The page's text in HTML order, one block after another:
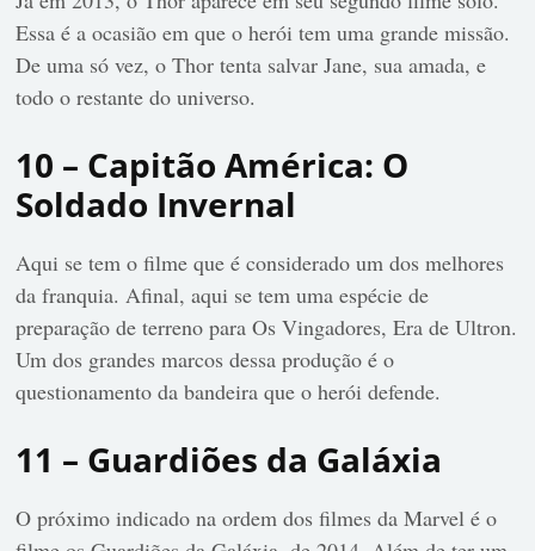
Essa é a ocasião em que o herói tem uma grande missão.
De uma só vez, o Thor tenta salvar Jane, sua amada, e
todo o restante do universo.
10 – Capitão América: O
Soldado Invernal
Aqui se tem o filme que é considerado um dos melhores
da franquia. Afinal, aqui se tem uma espécie de
preparação de terreno para Os Vingadores, Era de Ultron.
Um dos grandes marcos dessa produção é o
questionamento da bandeira que o herói defende.
11 – Guardiões da Galáxia
O próximo indicado na ordem dos filmes da Marvel é o